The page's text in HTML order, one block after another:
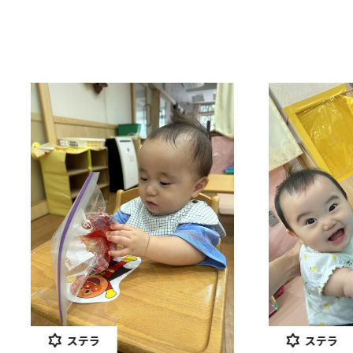
ステラ ステラ